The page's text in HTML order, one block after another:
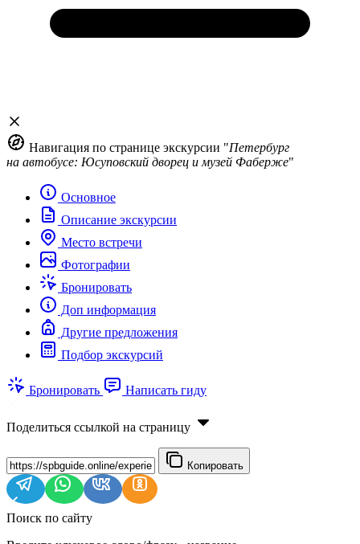
Навигация по странице экскурсии "Петербург
на автобусе: Юсуповский дворец и музей Фаберже"
Основное
Описание экскурсии
Место встречи
Фотографии
Бронировать
Доп информация
Другие предложения
Подбор экскурсий
Бронировать Написать гиду
Поделиться ссылкой на страницу
Копировать
Поиск по сайту